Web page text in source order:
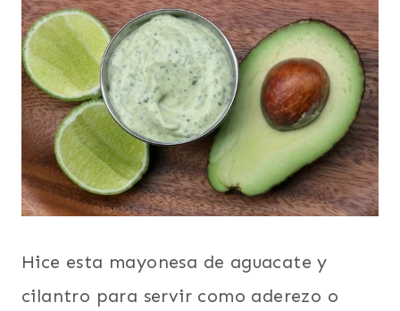
PALTA
|
SALSAS
|
VEGETARIANA
Hice esta mayonesa de aguacate y
cilantro para servir como aderezo o